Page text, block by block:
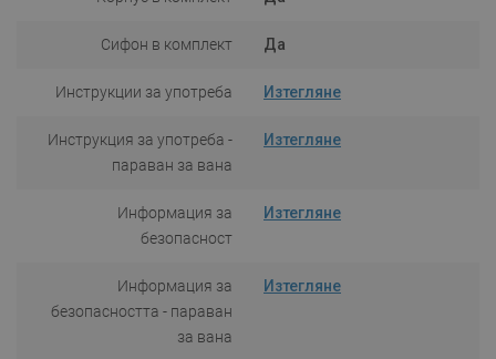
Сифон в комплект Да
Инструкции за употреба Изтегляне
Инструкция за употреба -
параван за вана
Изтегляне
Информация за
безопасност
Изтегляне
Информация за
безопасността - параван
за вана
Изтегляне